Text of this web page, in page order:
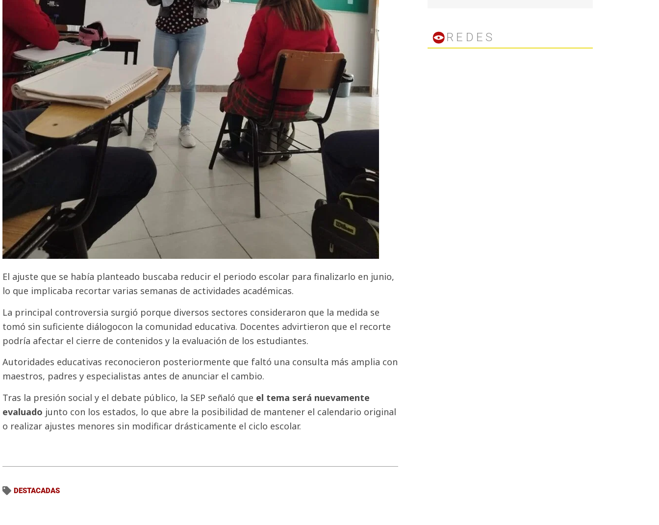
El ajuste que se había planteado buscaba reducir el periodo escolar para finalizarlo en junio,
lo que implicaba recortar varias semanas de actividades académicas.
La principal controversia surgió porque diversos sectores consideraron que la medida se
tomó sin suficiente diálogocon la comunidad educativa. Docentes advirtieron que el recorte
podría afectar el cierre de contenidos y la evaluación de los estudiantes.
Autoridades educativas reconocieron posteriormente que faltó una consulta más amplia con
maestros, padres y especialistas antes de anunciar el cambio.
Tras la presión social y el debate público, la SEP señaló que el tema será nuevamente
evaluado junto con los estados, lo que abre la posibilidad de mantener el calendario original
o realizar ajustes menores sin modificar drásticamente el ciclo escolar.
DESTACADAS
REDES